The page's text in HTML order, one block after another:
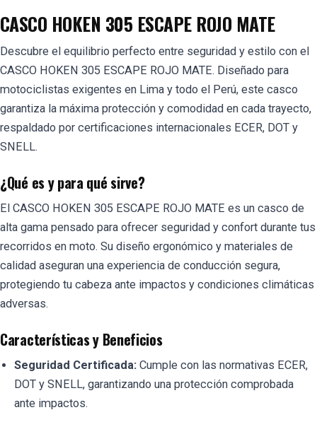
CASCO HOKEN 305 ESCAPE ROJO MATE
Descubre el equilibrio perfecto entre seguridad y estilo con el
CASCO HOKEN 305 ESCAPE ROJO MATE. Diseñado para
motociclistas exigentes en Lima y todo el Perú, este casco
garantiza la máxima protección y comodidad en cada trayecto,
respaldado por certificaciones internacionales ECER, DOT y
SNELL.
¿Qué es y para qué sirve?
El CASCO HOKEN 305 ESCAPE ROJO MATE es un casco de
alta gama pensado para ofrecer seguridad y confort durante tus
recorridos en moto. Su diseño ergonómico y materiales de
calidad aseguran una experiencia de conducción segura,
protegiendo tu cabeza ante impactos y condiciones climáticas
adversas.
Características y Beneficios
Seguridad Certificada: Cumple con las normativas ECER,
DOT y SNELL, garantizando una protección comprobada
ante impactos.